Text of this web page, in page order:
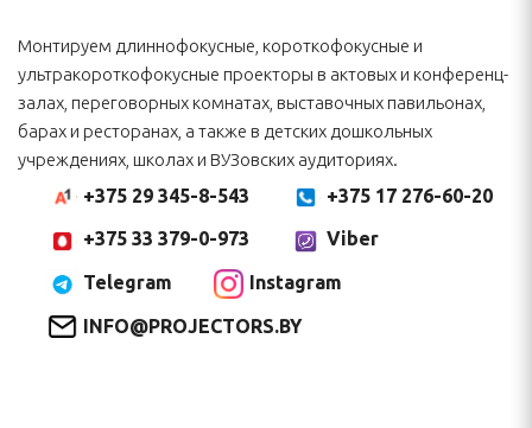
Монтируем длиннофокусные, короткофокусные и
ультракороткофокусные проекторы в актовых и конференц-
залах, переговорных комнатах, выставочных павильонах,
барах и ресторанах, а также в детских дошкольных
учреждениях, школах и ВУЗовских аудиториях.
+375 29 345-8-543 +375 17 276-60-20
+375 33 379-0-973 Viber
Telegram Instagram
INFO@PROJECTORS.BY